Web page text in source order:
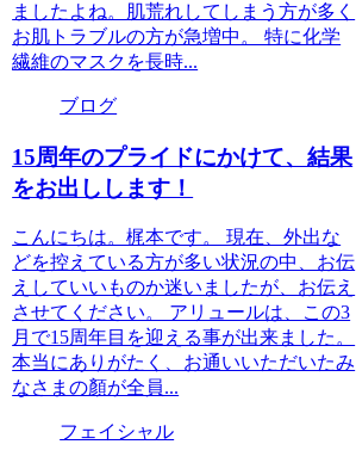
ましたよね。肌荒れしてしまう方が多く
お肌トラブルの方が急増中。 特に化学
繊維のマスクを長時...
ブログ
15周年のプライドにかけて、結果
をお出しします！
こんにちは。梶本です。 現在、外出な
どを控えている方が多い状況の中、お伝
えしていいものか迷いましたが、お伝え
させてください。 アリュールは、この3
月で15周年目を迎える事が出来ました。
本当にありがたく、お通いいただいたみ
なさまの顏が全員...
フェイシャル